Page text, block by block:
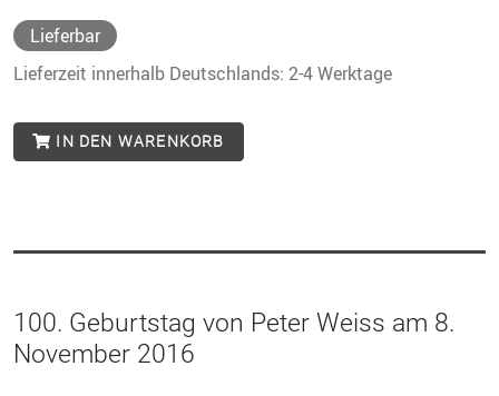
Lieferbar
Lieferzeit innerhalb Deutschlands: 2-4 Werktage
IN DEN WARENKORB
100. Geburtstag von Peter Weiss am 8.
November 2016